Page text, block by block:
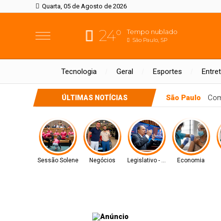
Quarta, 05 de Agosto de 2026
24° Tempo nublado
São Paulo, SP
Tecnologia Geral Esportes
ÚLTIMAS NOTÍCIAS Feira de
Sessão Solene Negócios Legislativo - MS Economia